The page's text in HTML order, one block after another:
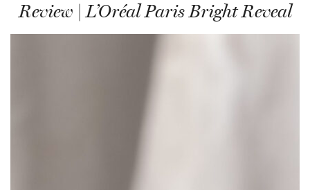
Review | L’Oréal Paris Bright Reveal